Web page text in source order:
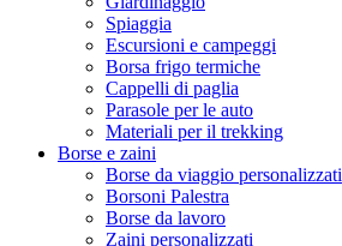
Spiaggia
Escursioni e campeggi
Borsa frigo termiche
Cappelli di paglia
Parasole per le auto
Materiali per il trekking
Borse e zaini
Borse da viaggio personalizzati
Borsoni Palestra
Borse da lavoro
Zaini personalizzati